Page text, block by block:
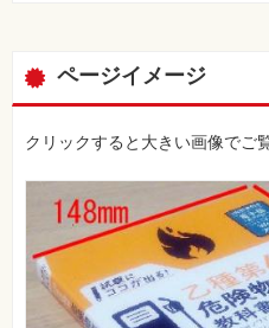
ページイメージ
クリックすると大きい画像でご